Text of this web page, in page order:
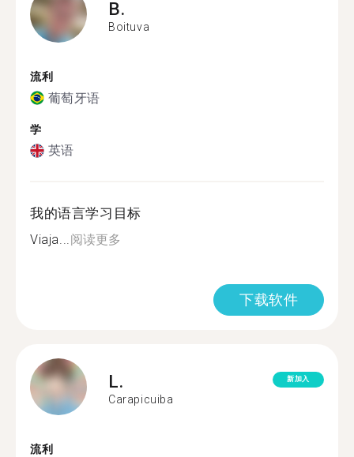
B.
Boituva
流利
葡萄牙语
学
英语
我的语言学习目标
Viaja...阅读更多
下载软件
L.
Carapicuiba
新加入
流利